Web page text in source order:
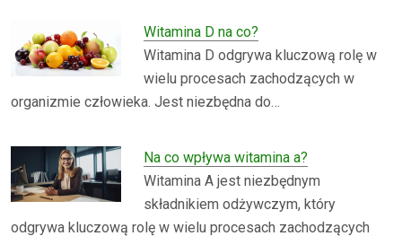
Witamina D na co?
Witamina D odgrywa kluczową rolę w
wielu procesach zachodzących w
organizmie człowieka. Jest niezbędna do…
Na co wpływa witamina a?
Witamina A jest niezbędnym
składnikiem odżywczym, który
odgrywa kluczową rolę w wielu procesach zachodzących